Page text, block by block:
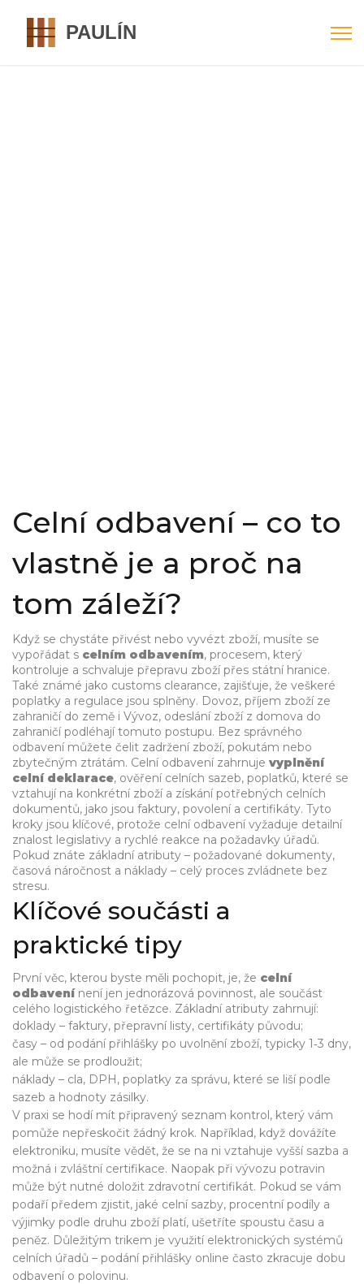
Celní odbavení – co to
vlastně je a proč na
tom záleží?
Když se chystáte přivést nebo vyvézt zboží, musíte se
vypořádat s celním odbavením, procesem, který
kontroluje a schvaluje přepravu zboží přes státní hranice.
Také známé jako customs clearance, zajišťuje, že veškeré
poplatky a regulace jsou splněny. Dovoz, příjem zboží ze
zahraničí do země i Vývoz, odeslání zboží z domova do
zahraničípodléhají tomuto postupu. Bez správného
odbavení můžete čelit zadržení zboží, pokutám nebo
zbytečným ztrátám. Celní odbavení zahrnuje vyplnění
celní deklarace, ověření celních sazeb, poplatků, které se
vztahují na konkrétní zbožía získání potřebných celních
dokumentů, jako jsou faktury, povolení a certifikáty. Tyto
kroky jsou klíčové, protože celní odbavenívyžaduje detailní
znalost legislativy a rychlé reakce na požadavky úřadů.
Pokud znáte základní atributy – požadované dokumenty,
časová náročnost a náklady – celý proces zvládnete bez
stresu.
Klíčové součásti a
praktické tipy
První věc, kterou byste měli pochopit, je, že celní
odbavenínení jen jednorázová povinnost, ale součást
celého logistického řetězce. Základní atributy zahrnují:
doklady – faktury, přepravní listy, certifikáty původu;
časy – od podání přihlášky po uvolnění zboží, typicky 1‑3 dny,
ale může se prodloužit;
náklady – cla, DPH, poplatky za správu, které se liší podle
sazeb a hodnoty zásilky.
V praxi se hodí mít připravený seznam kontrol, který vám
pomůže nepřeskočit žádný krok. Například, když dovážíte
elektroniku, musíte vědět, že se na ni vztahuje vyšší sazba a
možná i zvláštní certifikace. Naopak při vývozu potravin
může být nutné doložit zdravotní certifikát. Pokud se vám
podaří předem zjistit, jaké celní sazby, procentní podíly a
výjimky podle druhu zbožíplatí, ušetříte spoustu času a
peněz. Důležitým trikem je využití elektronických systémů
celních úřadů – podání přihlášky online často zkracuje dobu
odbavení o polovinu.